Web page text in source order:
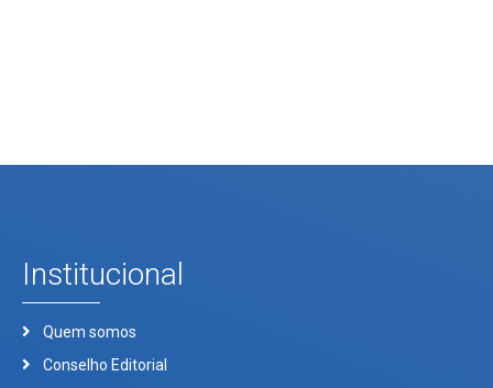
Institucional
Quem somos
Conselho Editorial